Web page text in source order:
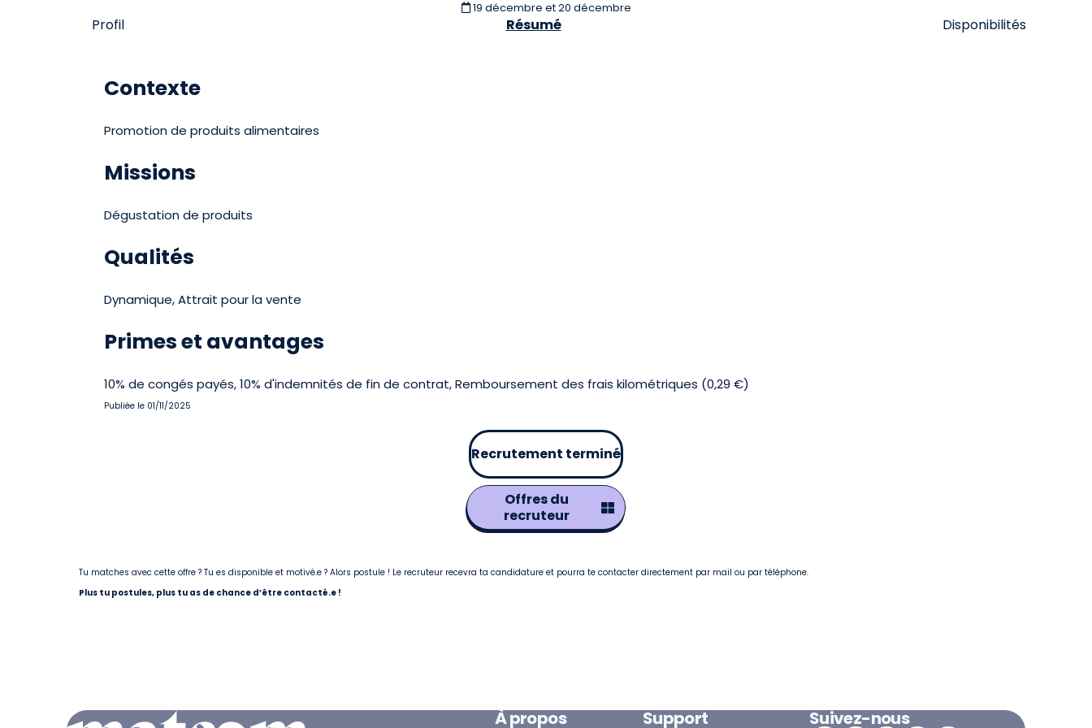
19 décembre et 20 décembre
Profil Résumé Disponibilités
Contexte
Promotion de produits alimentaires
Missions
Dégustation de produits
Qualités
Dynamique, Attrait pour la vente
Primes et avantages
10% de congés payés, 10% d'indemnités de fin de contrat, Remboursement des frais kilométriques (0,29 €)
Publiée le 01/11/2025
Recrutement terminé
Offres du
recruteur
Tu matches avec cette offre ? Tu es disponible et motivé.e ? Alors postule ! Le recruteur recevra ta candidature et pourra te contacter directement par mail ou par téléphone.
Plus tu postules, plus tu as de chance d’être contacté.e !
À propos Support Suivez-nous